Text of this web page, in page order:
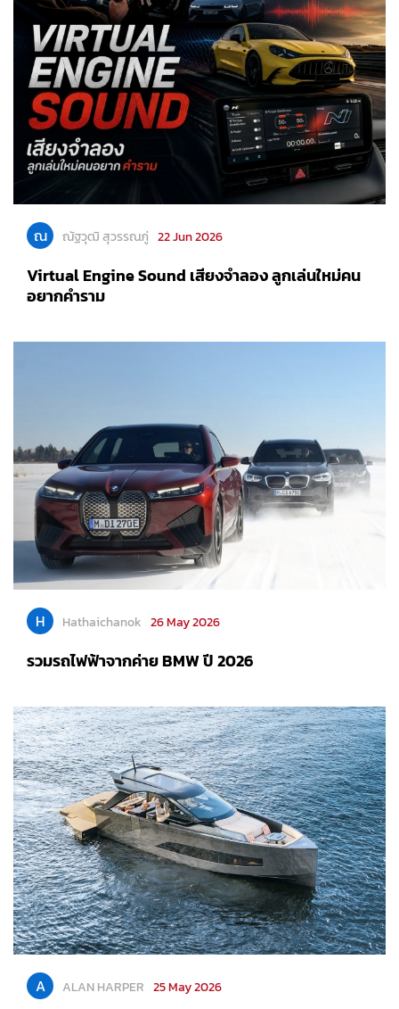
ณ ณัฐวุฒิ สุวรรณภู่ 22 Jun 2026
Virtual Engine Sound เสียงจำลอง ลูกเล่นใหม่คน
อยากคำราม
H Hathaichanok 26 May 2026
รวมรถไฟฟ้าจากค่าย BMW ปี 2026
A ALAN HARPER 25 May 2026